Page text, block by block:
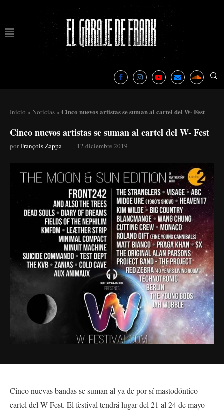
Inicio » Noticias » Cinco nuevos artistas se suman al cartel del W- Fest
Cinco nuevos artistas se suman al cartel del W- Fest
porFrançois Zappa 12 diciembre 2019
Cinco nuevas bandas se suman al ya de por sí mastodóntico
cartel del W-Fest. El festival tendrá lugar del 21 al 24 de mayo